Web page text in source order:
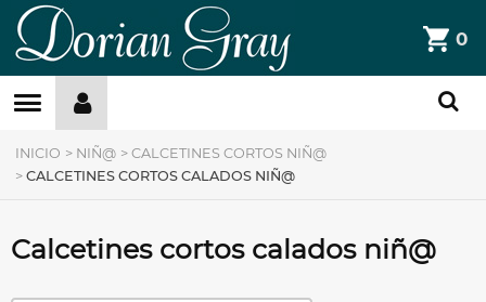
DorianGray
0
Filtros »
INICIO > NIÑ@ > CALCETINES CORTOS NIÑ@
> CALCETINES CORTOS CALADOS NIÑ@
Calcetines cortos calados niñ@